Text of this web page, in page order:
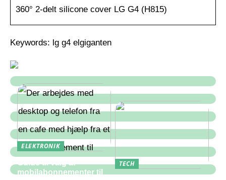
360° 2-delt silicone cover LG G4 (H815)
Keywords: lg g4 elgiganten
ELEKTRONIK
Guide til valg af
mobilabonnementer til
TECH